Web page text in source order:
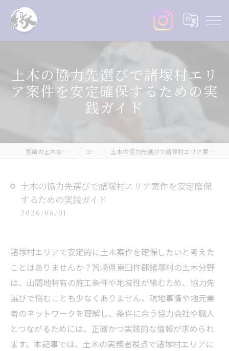
土木の協力先選びで諸塚村エリ
ア案件を安定確保するための実
践ガイド
宮崎の土木なら株式会社縁丸 コラム 土木の協力先選びで諸塚村エリア案件を安定確保するための実践ガイド
土木の協力先選びで諸塚村エリア案件を安定確保
するための実践ガイド
2026/06/01
諸塚村エリアで安定的に土木案件を確保したいと考えた
ことはありませんか？宮崎県東臼杵郡諸塚村の土木分野
は、山間地特有の施工条件や地域性が絡むため、協力先
選びで悩むことも少なくありません。現地事情や地元業
者のネットワークを理解し、条件に合う協力会社や職人
とつながるためには、正確かつ実践的な情報が求められ
ます。本記事では、土木の実務者視点で諸塚村エリアに